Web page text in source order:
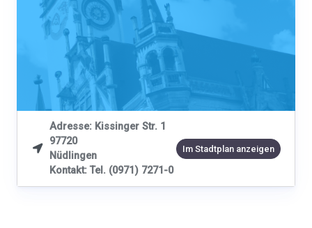

Adresse: Kissinger Str. 1
97720
Nüdlingen
Kontakt: Tel. (0971) 7271-0
Im Stadtplan anzeigen